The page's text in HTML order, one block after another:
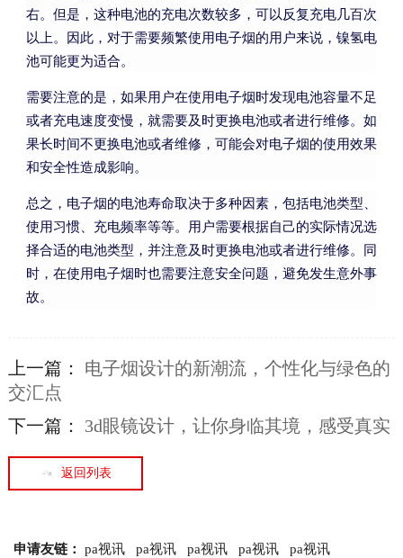
右。但是，这种电池的充电次数较多，可以反复充电几百次
以上。因此，对于需要频繁使用电子烟的用户来说，镍氢电
池可能更为适合。
需要注意的是，如果用户在使用电子烟时发现电池容量不足
或者充电速度变慢，就需要及时更换电池或者进行维修。如
果长时间不更换电池或者维修，可能会对电子烟的使用效果
和安全性造成影响。
总之，电子烟的电池寿命取决于多种因素，包括电池类型、
使用习惯、充电频率等等。用户需要根据自己的实际情况选
择合适的电池类型，并注意及时更换电池或者进行维修。同
时，在使用电子烟时也需要注意安全问题，避免发生意外事
故。
上一篇： 电子烟设计的新潮流，个性化与绿色的
交汇点
下一篇： 3d眼镜设计，让你身临其境，感受真实
返回列表
申请友链： pa视讯 pa视讯 pa视讯 pa视讯 pa视讯